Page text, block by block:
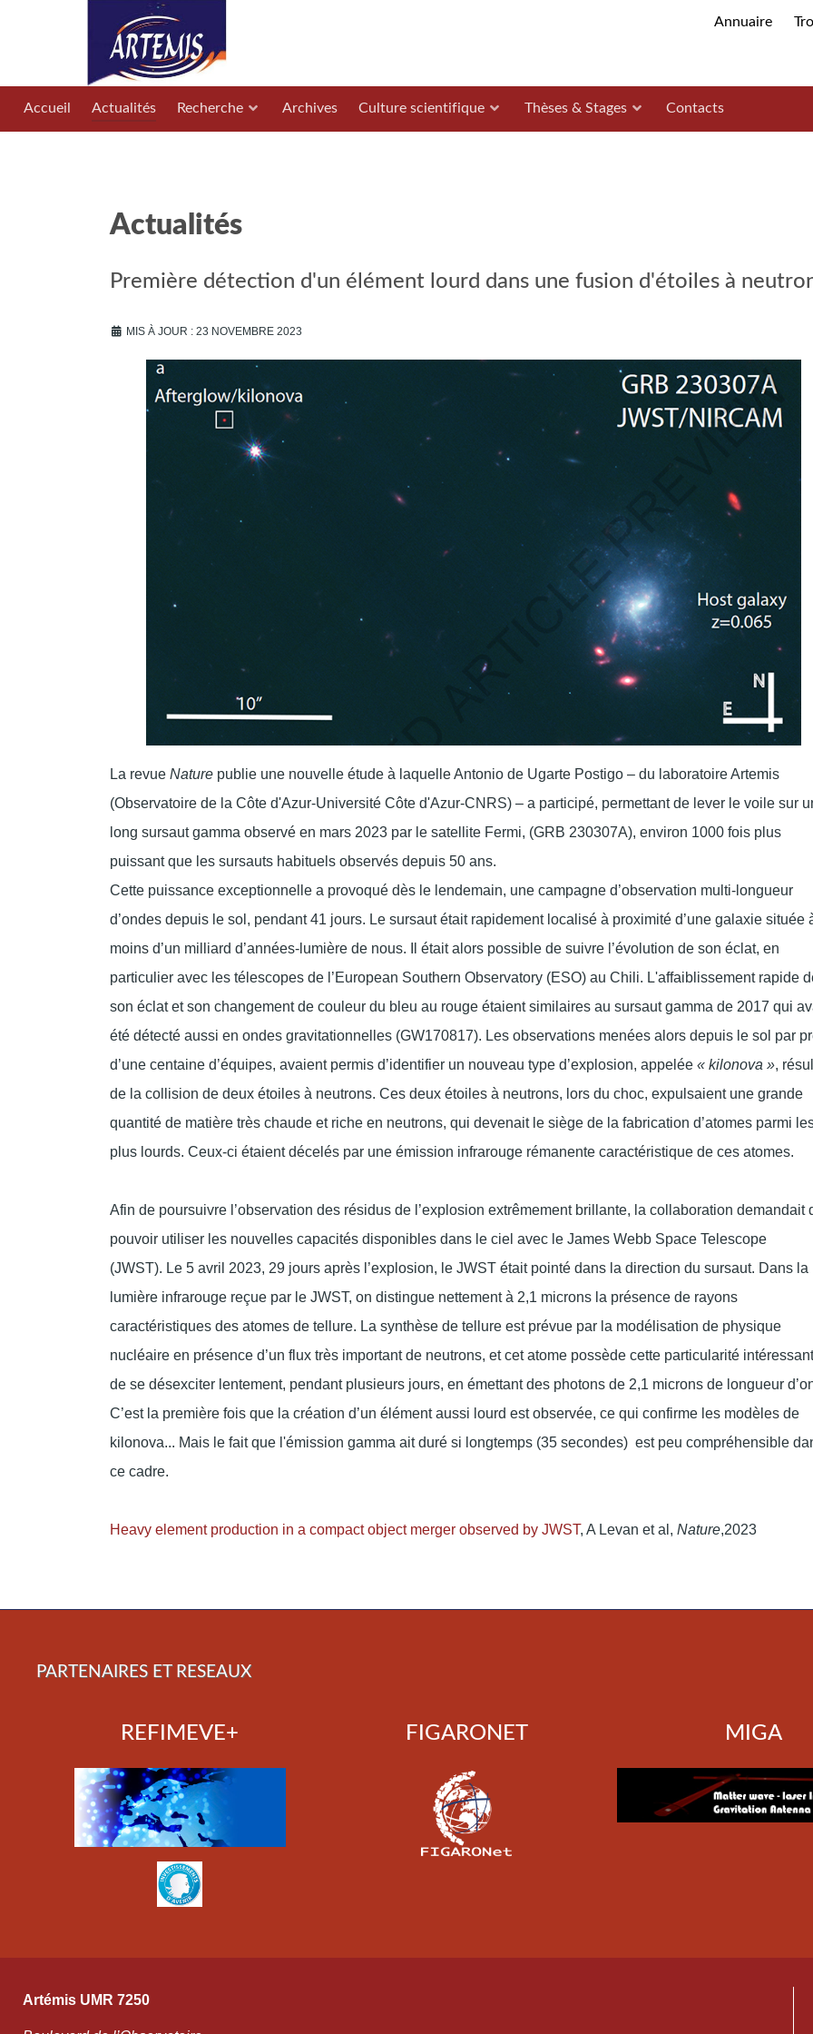
Annuaire
Accueil Actualités Recherche Archives Culture scientifique Thèses & Stages Contacts
Actualités
Première détection d'un élément lourd dans une fusion d'étoiles à
MIS À JOUR : 23 NOVEMBRE 2023
La revue Nature publie une nouvelle étude à laquelle Antonio de Ugarte Postigo – du laboratoire Artemis
(Observatoire de la Côte d'Azur-Université Côte d'Azur-CNRS) – a participé, permettant de lever le voile sur
long sursaut gamma observé en mars 2023 par le satellite Fermi, (GRB 230307A), environ 1000 fois plus
puissant que les sursauts habituels observés depuis 50 ans.
Cette puissance exceptionnelle a provoqué dès le lendemain, une campagne d’observation multi-longueur
d’ondes depuis le sol, pendant 41 jours. Le sursaut était rapidement localisé à proximité d’une galaxie située
moins d’un milliard d’années-lumière de nous. Il était alors possible de suivre l’évolution de son éclat, en
particulier avec les télescopes de l’European Southern Observatory (ESO) au Chili. L'affaiblissement rapide
son éclat et son changement de couleur du bleu au rouge étaient similaires au sursaut gamma de 2017 qui
été détecté aussi en ondes gravitationnelles (GW170817). Les observations menées alors depuis le sol par
d’une centaine d’équipes, avaient permis d’identifier un nouveau type d’explosion, appelée « kilonova »,
de la collision de deux étoiles à neutrons. Ces deux étoiles à neutrons, lors du choc, expulsaient une grande
quantité de matière très chaude et riche en neutrons, qui devenait le siège de la fabrication d’atomes parmi
plus lourds. Ceux-ci étaient décelés par une émission infrarouge rémanente caractéristique de ces atomes.
Afin de poursuivre l’observation des résidus de l’explosion extrêmement brillante, la collaboration demandait
pouvoir utiliser les nouvelles capacités disponibles dans le ciel avec le James Webb Space Telescope
(JWST). Le 5 avril 2023, 29 jours après l’explosion, le JWST était pointé dans la direction du sursaut. Dans la
lumière infrarouge reçue par le JWST, on distingue nettement à 2,1 microns la présence de rayons
caractéristiques des atomes de tellure. La synthèse de tellure est prévue par la modélisation de physique
nucléaire en présence d’un flux très important de neutrons, et cet atome possède cette particularité
de se désexciter lentement, pendant plusieurs jours, en émettant des photons de 2,1 microns de longueur
C’est la première fois que la création d’un élément aussi lourd est observée, ce qui confirme les modèles de
kilonova... Mais le fait que l'émission gamma ait duré si longtemps (35 secondes) est peu compréhensible
ce cadre.
Heavy element production in a compact object merger observed by JWST, A Levan et al, Nature,2023
PARTENAIRES ET RESEAUX
REFIMEVE+ FIGARONET MIGA
Artémis UMR 7250